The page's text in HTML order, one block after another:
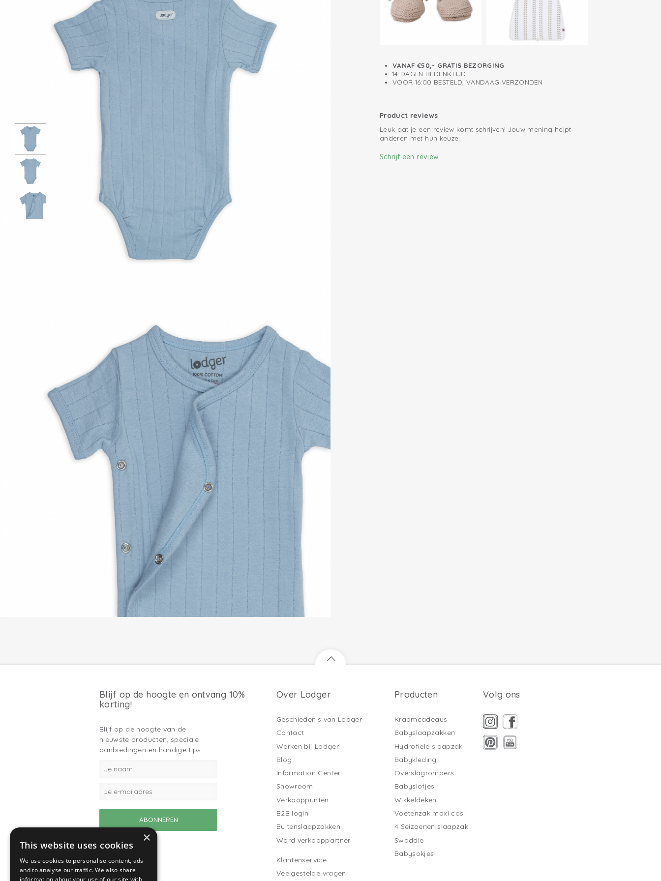
VANAF €50,- GRATIS BEZORGING
14 DAGEN BEDENKTIJD
VOOR 16:00 BESTELD, VANDAAG VERZONDEN
Product reviews
Leuk dat je een review komt schrijven! Jouw mening helpt
anderen met hun keuze.
Schrijf een review
Blijf op de hoogte en ontvang 10%
korting!
Blijf op de hoogte van de
nieuwste producten, speciale
aanbiedingen en handige tips.
Over Lodger
Geschiedenis van Lodger
Contact
Werken bij Lodger
Blog
Information Center
Showroom
Verkooppunten
B2B login
Buitenslaapzakken
Word verkooppartner
Klantenservice
Veelgestelde vragen
Producten
Kraamcadeaus
Babyslaapzakken
Hydrofiele slaapzak
Babykleding
Overslagrompers
Babyslofjes
Wikkeldeken
Voetenzak maxi cosi
4 Seizoenen slaapzak
Swaddle
Babysokjes
Volg ons
×
This website uses cookies
We use cookies to personalise content, ads
and to analyse our traffic. We also share
information about your use of our site with